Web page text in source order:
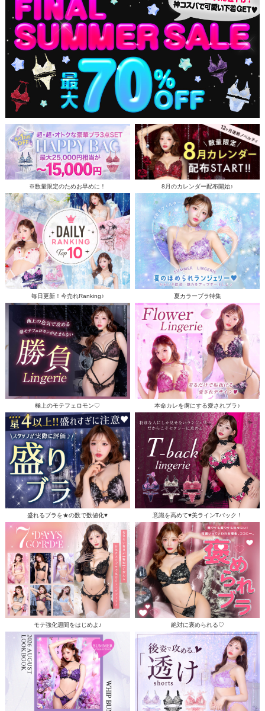
※数量限定のためお早めに！ 8月のカレンダー配布開始♪
毎日更新！今売れRanking♪ 夏カラーブラ特集
極上のモテフェロモン♡ 本命カレを虜にする愛されブラ♪
盛れるブラを★の数で数値化♥ 意識を高めて♥美ラインTバック！
モテ強化週間をはじめよ♪ 絶対に褒められる♡